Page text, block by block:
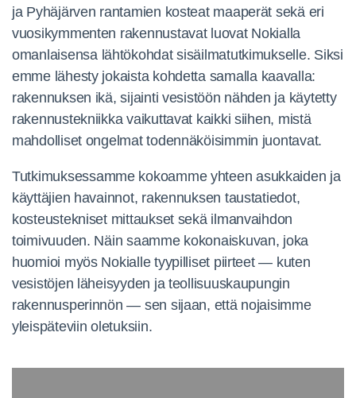
ja Pyhäjärven rantamien kosteat maaperät sekä eri
vuosikymmenten rakennustavat luovat Nokialla
omanlaisensa lähtökohdatsisäilmatutkimukselle. Siksi
emme lähesty jokaista kohdetta samalla kaavalla:
rakennuksen ikä,sijainti vesistöön nähden ja käytetty
rakennustekniikka vaikuttavat kaikki siihen, mistä
mahdolliset ongelmattodennäköisimmin juontavat.
Tutkimuksessamme kokoamme yhteen asukkaiden ja
käyttäjien havainnot, rakennuksen taustatiedot,
kosteustekniset mittaukset sekä ilmanvaihdon
toimivuuden. Näin saamme kokonaiskuvan, joka
huomioi myös Nokialletyypilliset piirteet — kuten
vesistöjen läheisyyden ja teollisuuskaupungin
rakennusperinnön — sen sijaan, että nojaisimme
yleispäteviinoletuksiin.